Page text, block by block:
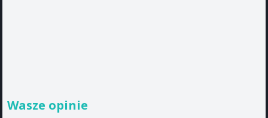
Wasze opinie